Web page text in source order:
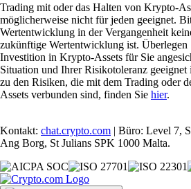
Trading mit oder das Halten von Krypto-
möglicherweise nicht für jeden geeignet.
Wertentwicklung in der Vergangenheit
zukünftige Wertentwicklung ist. Überlegen
Investition in Krypto-Assets für Sie
Situation und Ihrer Risikotoleranz
zu den Risiken, die mit dem Trading oder
Assets verbunden sind, finden Sie hier.
Kontakt: chat.crypto.com | Büro: Level 7,
Ang Borg, St Julians SPK 1000 Malta.